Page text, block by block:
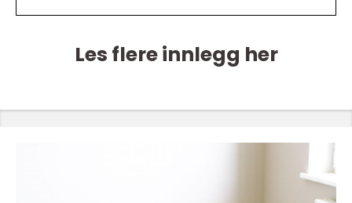
Les flere innlegg her